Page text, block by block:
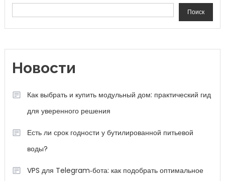
Поиск
Новости
Как выбрать и купить модульный дом: практический гид
для уверенного решения
Есть ли срок годности у бутилированной питьевой
воды?
VPS для Telegram‑бота: как подобрать оптимальное